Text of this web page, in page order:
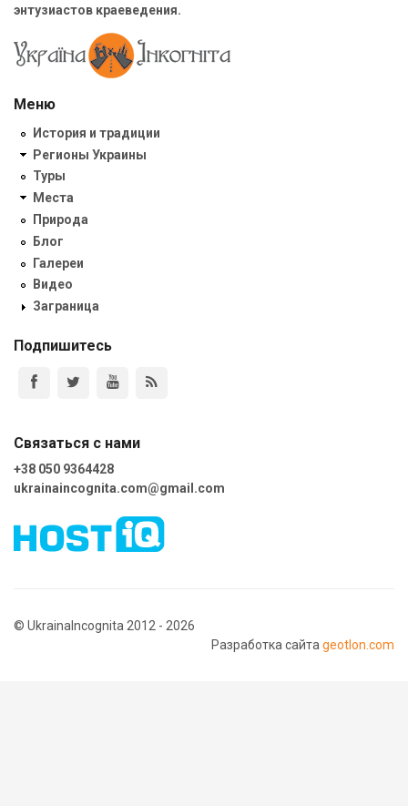
энтузиастов краеведения.
Меню
История и традиции
Регионы Украины
Туры
Места
Природа
Блог
Галереи
Видео
Заграница
Подпишитесь
Связаться с нами
+38 050 9364428
ukrainaincognita.com@gmail.com
© UkrainaIncognita 2012 - 2026
Разработка сайта geotlon.com